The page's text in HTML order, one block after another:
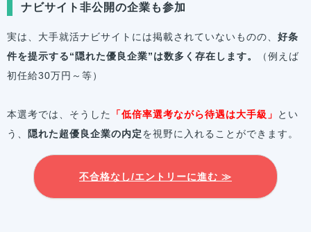
ナビサイト非公開の企業も参加
実は、大手就活ナビサイトには掲載されていないものの、 好条
件を提示する“隠れた優良企業”は数多く存在します。
（例えば
初任給30万円～等）
本選考では、そうした 「低倍率選考ながら待遇は大手級」
とい
う、
隠れた超優良企業の内定を視野に入れることができます。
不合格なし/エントリーに進む ≫